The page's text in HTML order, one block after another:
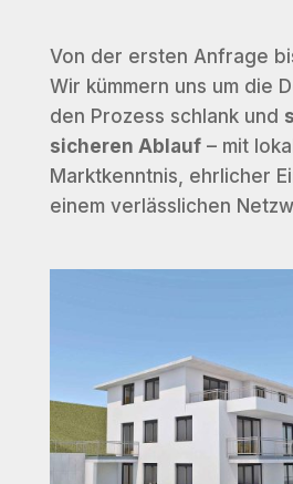
Von der ersten Anfrage
Wir kümmern uns um die
den Prozess schlank und
sicheren Ablauf– mit
Marktkenntnis, ehrlicher
einem verlässlichen